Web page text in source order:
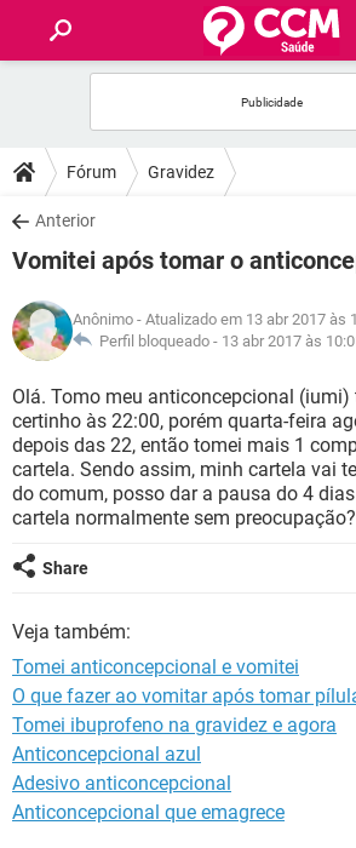
FÓRUM
SAÚDE
NUTRIÇÃO
BEM-ESTAR
SEXUALIDADE
GLOSSÁRIO
Fórum Gravidez
Anterior
Vomitei após tomar o
Anônimo - Atualizado em 13 abr 2017 às
Perfil bloqueado - 13 abr 2017 às
Olá. Tomo meu anticoncepcional
certinho às 22:00, porém quarta-feira
depois das 22, então tomei mais 1
cartela. Sendo assim, minh cartela vai
do comum, posso dar a pausa do 4
cartela normalmente sem
Share
Veja também:
Tomei anticoncepcional e vomitei
O que fazer ao vomitar após tomar
Tomei ibuprofeno na gravidez e agora
Anticoncepcional azul
Adesivo anticoncepcional
Anticoncepcional que emagrece